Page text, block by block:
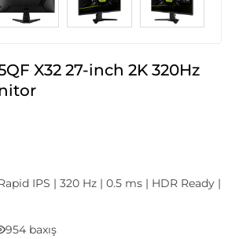
X32 27-inch 2K 320Hz
IPS | 320 Hz | 0.5 ms | HDR Ready |
954 baxış